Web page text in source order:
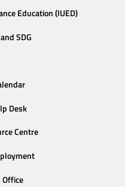
Education (IUED)
SDG
Desk
Centre